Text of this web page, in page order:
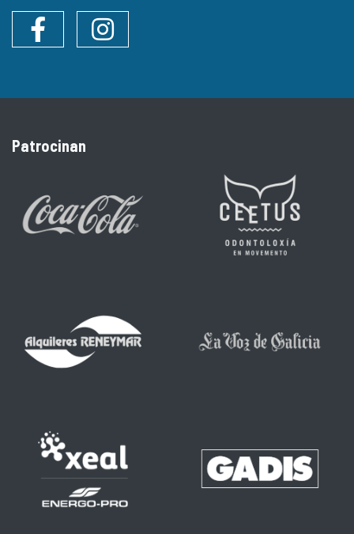
Instagram
Patrocinan